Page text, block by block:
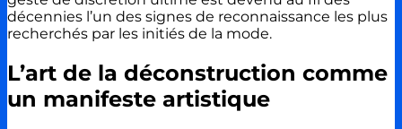
décennies l’un des signes de reconnaissance les plus
recherchés par les initiés de la mode.
L’art de la déconstruction comme
un manifeste artistique